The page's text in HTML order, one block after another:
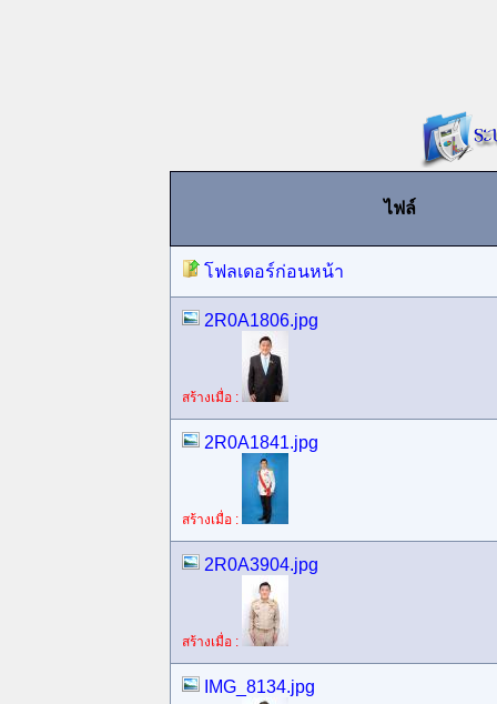
ไฟล์
โฟลเดอร์ก่อนหน้า
2R0A1806.jpg
สร้างเมื่อ :
2R0A1841.jpg
สร้างเมื่อ :
2R0A3904.jpg
สร้างเมื่อ :
IMG_8134.jpg